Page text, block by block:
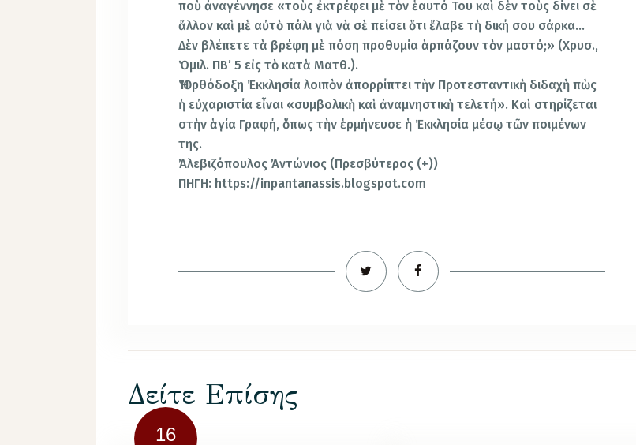
ποὺ ἀναγέννησε «τοὺς ἐκτρέφει μὲ τὸν ἑαυτό Του καὶ δὲν τοὺς δίνει σὲ
ἄλλον καὶ μὲ αὐτὸ πάλι γιὰ νὰ σὲ πείσει ὅτι ἔλαβε τὴ δική σου σάρκα…
Δὲν βλέπετε τὰ βρέφη μὲ πόση προθυμία ἁρπάζουν τὸν μαστό;» (Χρυσ.,
Ὁμιλ. ΠΒ’ 5 εἰς τὸ κατὰ Ματθ.).
Ἡ Ὀρθόδοξη Ἐκκλησία λοιπὸν ἀπορρίπτει τὴν Προτεσταντικὴ διδαχὴ πὼς
ἡ εὐχαριστία εἶναι «συμβολικὴ καὶ ἀναμνηστικὴ τελετή». Καὶ στηρίζεται
στὴν ἁγία Γραφή, ὅπως τὴν ἑρμήνευσε ἡ Ἐκκλησία μέσῳ τῶν ποιμένων
της.
Ἀλεβιζόπουλος Ἀντώνιος (Πρεσβύτερος (+))
ΠΗΓΗ: https://inpantanassis.blogspot.com
Δείτε Επίσης
16